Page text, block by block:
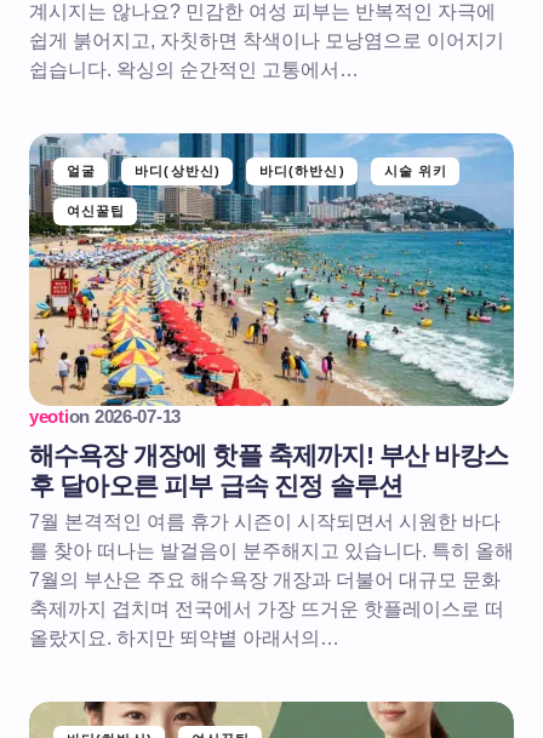
계시지는 않나요? 민감한 여성 피부는 반복적인 자극에
쉽게 붉어지고, 자칫하면 착색이나 모낭염으로 이어지기
쉽습니다. 왁싱의 순간적인 고통에서…
얼굴 바디(상반신) 바디(하반신) 시술 위키
여신꿀팁
yeotion 2026-07-13
해수욕장 개장에 핫플 축제까지! 부산 바캉스
후 달아오른 피부 급속 진정 솔루션
7월 본격적인 여름 휴가 시즌이 시작되면서 시원한 바다
를 찾아 떠나는 발걸음이 분주해지고 있습니다. 특히 올해
7월의 부산은 주요 해수욕장 개장과 더불어 대규모 문화
축제까지 겹치며 전국에서 가장 뜨거운 핫플레이스로 떠
올랐지요. 하지만 뙤약볕 아래서의…